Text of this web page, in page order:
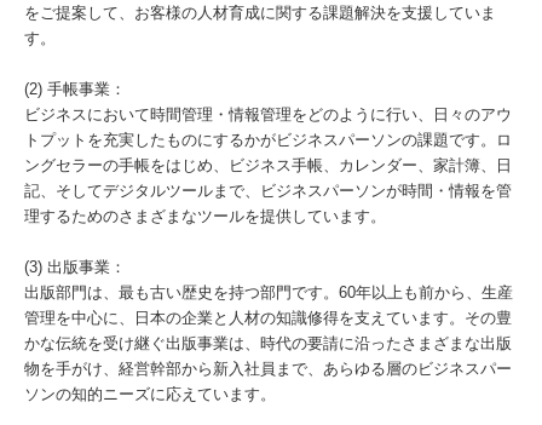
をご提案して、お客様の人材育成に関する課題解決を支援していま
す。
(2) 手帳事業：
ビジネスにおいて時間管理・情報管理をどのように行い、日々のアウ
トプットを充実したものにするかがビジネスパーソンの課題です。ロ
ングセラーの手帳をはじめ、ビジネス手帳、カレンダー、家計簿、日
記、そしてデジタルツールまで、ビジネスパーソンが時間・情報を管
理するためのさまざまなツールを提供しています。
(3) 出版事業：
出版部門は、最も古い歴史を持つ部門です。60年以上も前から、生産
管理を中心に、日本の企業と人材の知識修得を支えています。その豊
かな伝統を受け継ぐ出版事業は、時代の要請に沿ったさまざまな出版
物を手がけ、経営幹部から新入社員まで、あらゆる層のビジネスパー
ソンの知的ニーズに応えています。